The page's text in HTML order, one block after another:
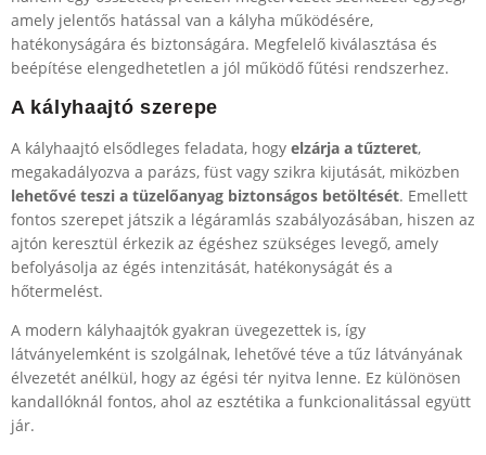
amely jelentős hatással van a kályha működésére,
hatékonyságára és biztonságára. Megfelelő kiválasztása és
beépítése elengedhetetlen a jól működő fűtési rendszerhez.
A kályhaajtó szerepe
A kályhaajtó elsődleges feladata, hogy elzárja a tűzteret,
megakadályozva a parázs, füst vagy szikra kijutását, miközben
lehetővé teszi a tüzelőanyag biztonságos betöltését. Emellett
fontos szerepet játszik a légáramlás szabályozásában, hiszen az
ajtón keresztül érkezik az égéshez szükséges levegő, amely
befolyásolja az égés intenzitását, hatékonyságát és a
hőtermelést.
A modern kályhaajtók gyakran üvegezettek is, így
látványelemként is szolgálnak, lehetővé téve a tűz látványának
élvezetét anélkül, hogy az égési tér nyitva lenne. Ez különösen
kandallóknál fontos, ahol az esztétika a funkcionalitással együtt
jár.